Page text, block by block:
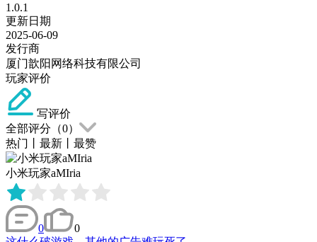
1.0.1
更新日期
2025-06-09
发行商
厦门歆阳网络科技有限公司
玩家评价
写评价
全部评分（0）
热门
最新 最赞
小米玩家aMIria
0
0